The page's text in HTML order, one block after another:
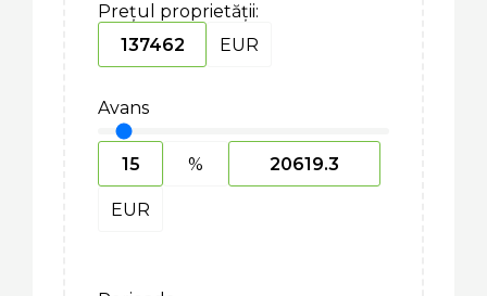
Prețul proprietății:
EUR
Avans
%
EUR